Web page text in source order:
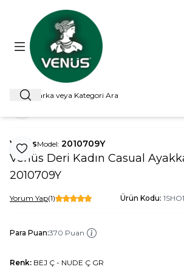
Ara
Favoriye Ekle
VenüsModel: 2010709Y
Venüs Deri Kadın Casual
2010709Y
Yorum Yap(1) Ürün Kodu:
Para Puan:370 Puan
Renk: BEJ Ç - NUDE Ç GR